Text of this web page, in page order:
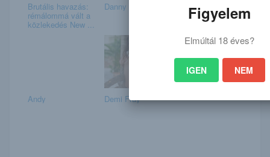
Brutális havazás:
rémálommá vált a
közlekedés New ...
Danny
Andy Demi Fray
Figyelem
Elmúltál 18 éves?
IGEN NEM